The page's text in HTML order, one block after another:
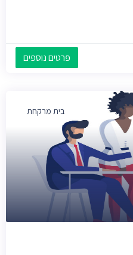
פרטים נוספים
בית מרקחת